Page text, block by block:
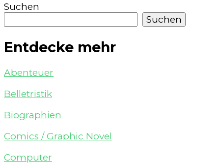
Suchen
Suchen
Entdecke mehr
Abenteuer
Belletristik
Biographien
Comics / Graphic Novel
Computer